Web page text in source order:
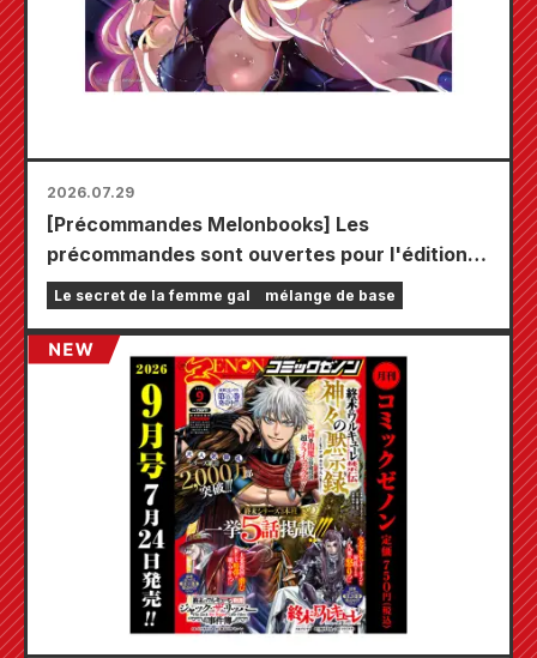
2026.07.29
[Précommandes Melonbooks] Les
précommandes sont ouvertes pour l'édition
limitée comprenant un tapis de jeu spécial
orné d'une magnifique illustration de Fuyuki
Tojo dessinée par Kudou ! Le tome 6 de « The
Secret of the Gal Bride » sortira le 20
Le secret de la femme gal mélange de base